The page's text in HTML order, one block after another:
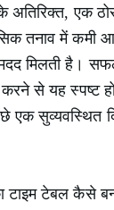
अतिरिक्त, एक
तनाव में कमी
मिलती है।
से यह स्पष्ट
एक सुव्यवस्थित
टेबल कैसे